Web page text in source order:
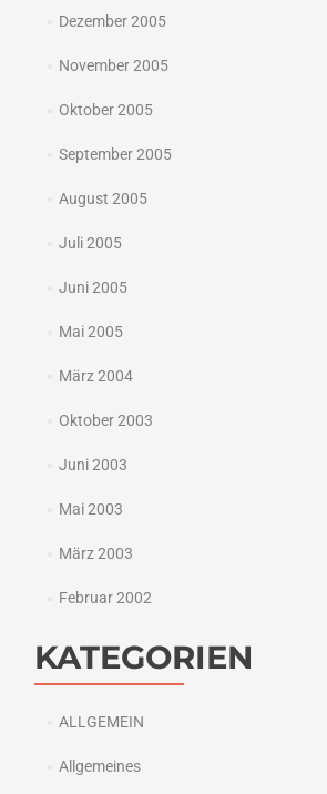
Dezember 2005
November 2005
Oktober 2005
September 2005
August 2005
Juli 2005
Juni 2005
Mai 2005
März 2004
Oktober 2003
Juni 2003
Mai 2003
März 2003
Februar 2002
KATEGORIEN
ALLGEMEIN
Allgemeines